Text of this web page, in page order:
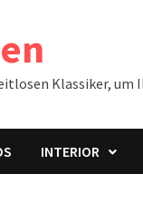
Klassiker,
INTERIOR